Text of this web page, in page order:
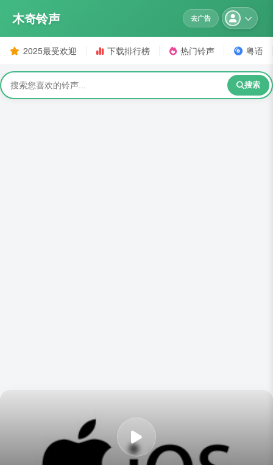
木奇铃声 去广告
2025最受欢迎 下载排行榜 热门铃声 粤语
搜索